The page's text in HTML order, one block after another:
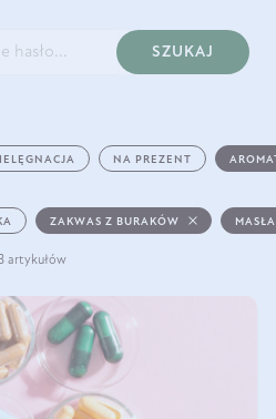
SZUKAJ
NA PREZENT
ZAKWAS Z BURAKÓW
artykułów